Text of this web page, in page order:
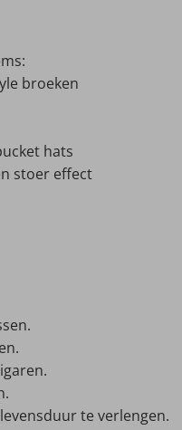
broeken
hats
stoer effect
te verlengen.